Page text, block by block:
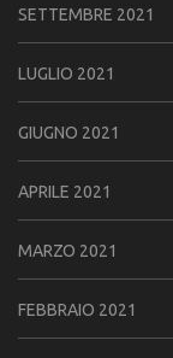
SETTEMBRE 2021
LUGLIO 2021
GIUGNO 2021
APRILE 2021
MARZO 2021
FEBBRAIO 2021